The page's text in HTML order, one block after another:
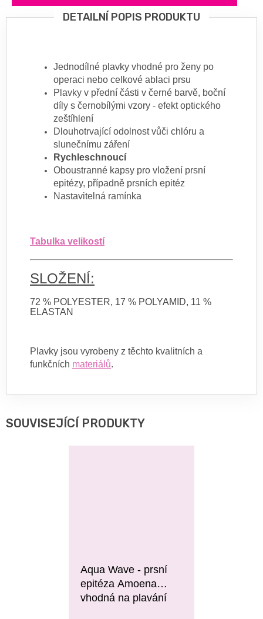
DETAILNÍ POPIS PRODUKTU
Jednodílné plavky vhodné pro ženy po
operaci nebo celkové ablaci prsu
Plavky v přední části v černé barvě, boční
díly s černobílými vzory - efekt optického
zeštíhlení
Dlouhotrvající odolnost vůči chlóru a
slunečnímu záření
Rychleschnoucí
Oboustranné kapsy pro vložení prsní
epitézy, případně prsních epitéz
Nastavitelná ramínka
Tabulka velikostí
SLOŽENÍ:
72 % POLYESTER, 17 % POLYAMID, 11 %
ELASTAN
Plavky jsou vyrobeny z těchto kvalitních a
funkčních materiálů.
SOUVISEJÍCÍ PRODUKTY
Aqua Wave - prsní
epitéza Amoena
vhodná na plavání